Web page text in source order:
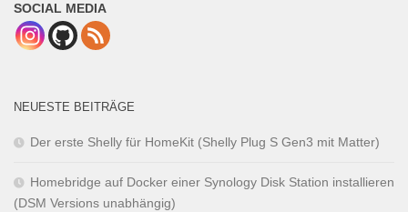
SOCIAL MEDIA
NEUESTE BEITRÄGE
Der erste Shelly für HomeKit (Shelly Plug S Gen3 mit Matter)
Homebridge auf Docker einer Synology Disk Station installieren
(DSM Versions unabhängig)